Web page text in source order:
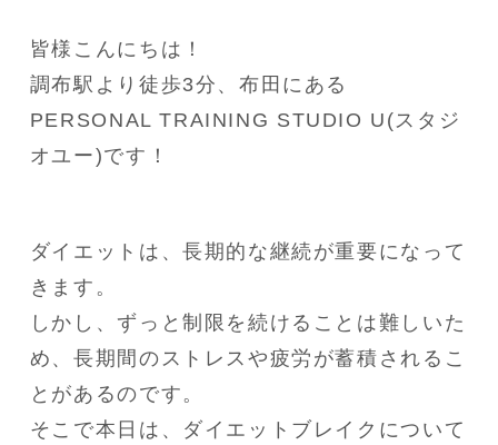
皆様こんにちは！
調布駅より徒歩3分、布田にある
PERSONAL TRAINING STUDIO U(スタジ
オユー)です！
ダイエットは、長期的な継続が重要になって
きます。
しかし、ずっと制限を続けることは難しいた
め、長期間のストレスや疲労が蓄積されるこ
とがあるのです。
そこで本日は、ダイエットブレイクについて